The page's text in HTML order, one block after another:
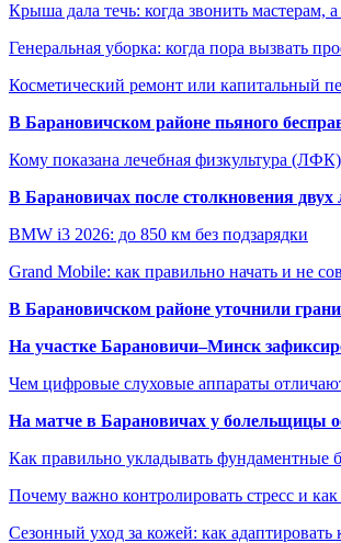
Крыша дала течь: когда звонить мастерам,
Генеральная уборка: когда пора вызвать
Косметический ремонт или капитальный
В Барановичском районе пьяного
Кому показана лечебная физкультура
В Барановичах после столкновения
BMW i3 2026: до 850 км без подзарядки
Grand Mobile: как правильно начать и не
В Барановичском районе уточнили
На участке Барановичи–Минск
Чем цифровые слуховые аппараты
На матче в Барановичах у болельщицы
Как правильно укладывать фундаментные
Почему важно контролировать стресс и
Сезонный уход за кожей: как адаптировать